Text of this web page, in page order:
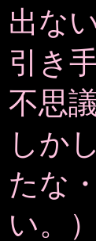
出な
引き
不思
しか
たな
い。）